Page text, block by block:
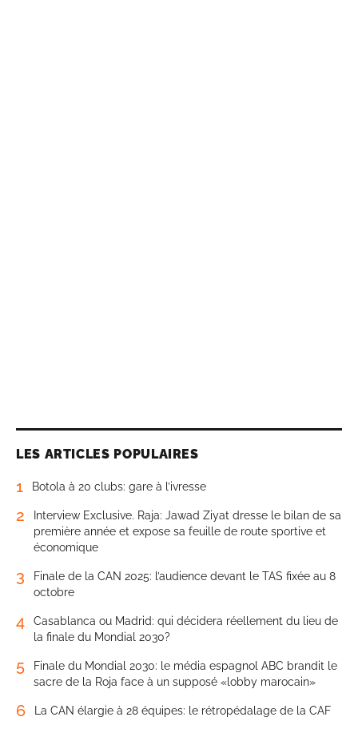
LES ARTICLES POPULAIRES
1 Botola à 20 clubs: gare à l’ivresse
2
Interview Exclusive. Raja: Jawad Ziyat dresse le bilan de sa
première année et expose sa feuille de route sportive et
économique
3
Finale de la CAN 2025: l’audience devant le TAS fixée au 8
octobre
4
Casablanca ou Madrid: qui décidera réellement du lieu de
la finale du Mondial 2030?
5
Finale du Mondial 2030: le média espagnol ABC brandit le
sacre de la Roja face à un supposé «lobby marocain»
6 La CAN élargie à 28 équipes: le rétropédalage de la CAF